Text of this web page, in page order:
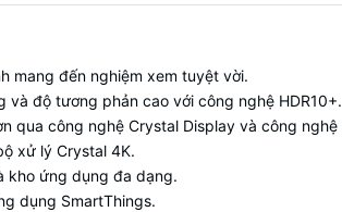
mang đến nghiệm xem tuyệt vời.
và độ tương phản cao với công nghệ HDR10+.
qua công nghệ Crystal Display và công nghệ
xử lý Crystal 4K.
kho ứng dụng đa dạng.
dụng SmartThings.